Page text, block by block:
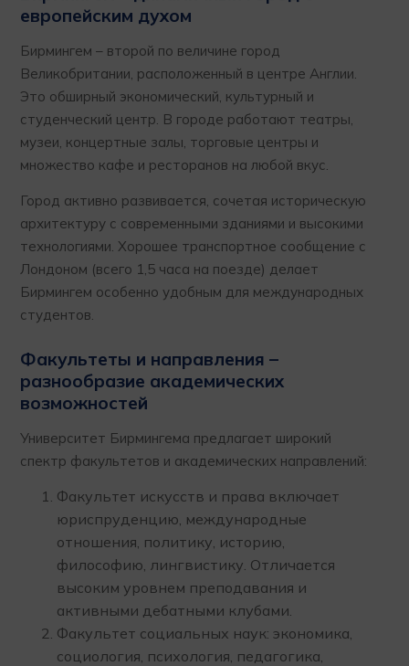
европейским духом
Бирмингем – второй по величине город
Великобритании, расположенный в центре Англии.
Это обширный экономический, культурный и
студенческий центр. В городе работают театры,
музеи, концертные залы, торговые центры и
множество кафе и ресторанов на любой вкус.
Город активно развивается, сочетая историческую
архитектуру с современными зданиями и высокими
технологиями. Хорошее транспортное сообщение с
Лондоном (всего 1,5 часа на поезде) делает
Бирмингем особенно удобным для международных
студентов.
Факультеты и направления –
разнообразие академических
возможностей
Университет Бирмингема предлагает широкий
спектр факультетов и академических направлений:
Факультет искусств и права включает
юриспруденцию, международные
отношения, политику, историю,
философию, лингвистику. Отличается
высоким уровнем преподавания и
активными дебатными клубами.
Факультет социальных наук: экономика,
социология, психология, педагогика,